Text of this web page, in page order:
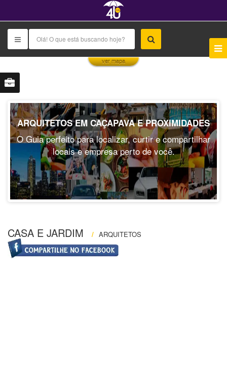
ver mapa
ARQUITETOS EM CAÇAPAVA E PROXIMIDADES
O Guia perfeito para localizar, curtir e compartilhar
locais e empresa perto de você.
CASA E JARDIM / ARQUITETOS